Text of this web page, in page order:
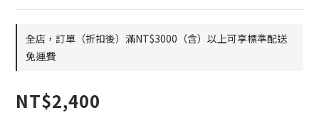
全店，訂單（折扣後）滿NT$3000（含）以上可享標準配送
免運費
NT$2,400